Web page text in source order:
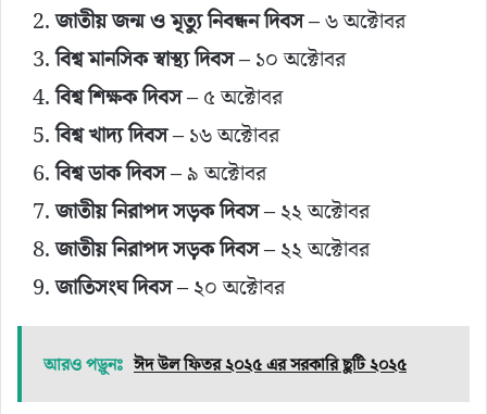
জাতীয় জন্ম ও মৃত্যু নিবন্ধন দিবস– ৬ অক্টোবর
বিশ্ব মানসিক স্বাস্থ্য দিবস– ১০ অক্টোবর
বিশ্ব শিক্ষক দিবস– ৫ অক্টোবর
বিশ্ব খাদ্য দিবস– ১৬ অক্টোবর
বিশ্ব ডাক দিবস– ৯ অক্টোবর
জাতীয় নিরাপদ সড়ক দিবস– ২২ অক্টোবর
জাতীয় নিরাপদ সড়ক দিবস– ২২ অক্টোবর
জাতিসংঘ দিবস– ২০ অক্টোবর
আরও পড়ুনঃ ঈদ উল ফিতর ২০২৫ এর সরকারি ছুটি ২০২৫